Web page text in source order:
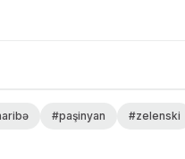
#paşinyan #zelenski